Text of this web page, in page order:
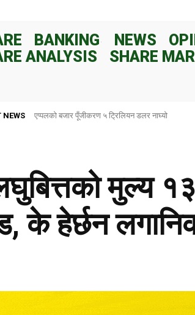
BANKING NEWS
ANALYSIS
SHARE
NEWS राष्ट्र बैंकले ८२ दिनका लागि १०० अर्ब रुपैयाँ निक्षेप संकलन
मुल्य
के हेर्छन